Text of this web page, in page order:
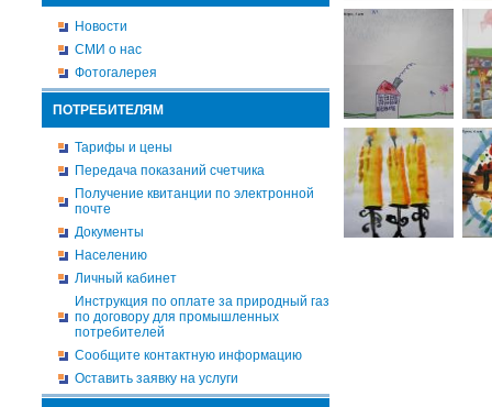
Новости
СМИ о нас
Фотогалерея
ПОТРЕБИТЕЛЯМ
Тарифы и цены
Передача показаний счетчика
Получение квитанции по электронной
почте
Документы
Населению
Личный кабинет
Инструкция по оплате за природный газ
по договору для промышленных
потребителей
Сообщите контактную информацию
Оставить заявку на услуги